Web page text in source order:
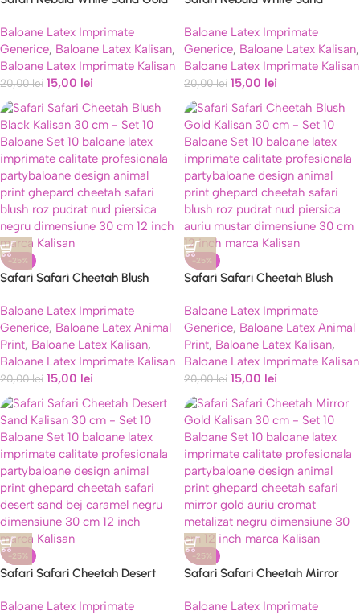
Baloane Latex Imprimate
Generice, Baloane Latex Kalisan,
Baloane Latex Imprimate Kalisan
20,00lei 15,00 lei
Baloane Latex Imprimate
Generice, Baloane Latex Kalisan,
Baloane Latex Imprimate Kalisan
20,00lei 15,00 lei
-25%
Safari Safari Cheetah Blush
Baloane
Baloane Latex Imprimate
Generice, Baloane Latex Animal
Print, Baloane Latex Kalisan,
Baloane Latex Imprimate Kalisan
20,00lei 15,00 lei
-25%
Safari Safari Cheetah Blush
Baloane
Baloane Latex Imprimate
Generice, Baloane Latex Animal
Print, Baloane Latex Kalisan,
Baloane Latex Imprimate Kalisan
20,00lei 15,00 lei
-25%
Safari Safari Cheetah Desert
Baloane
Baloane Latex Imprimate
-25%
Safari Safari Cheetah Mirror
Baloane
Baloane Latex Imprimate